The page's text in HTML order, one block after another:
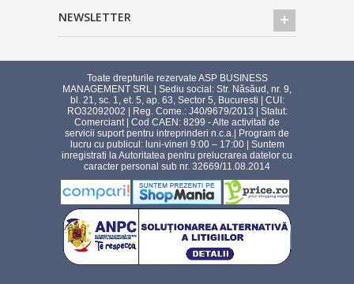
NEWSLETTER
Toate drepturile rezervate ASP BUSINESS
MANAGEMENT SRL | Sediu social: Str. Năsăud, nr. 9,
bl. 21, sc. 1, et. 5, ap. 63, Sector 5, Bucuresti | CUI:
RO32092002 | Reg. Come.: J40/9679/2013 | Statut:
Comerciant | Cod CAEN: 8299 - Alte activitati de
servicii suport pentru intreprinderi n.c.a.| Program de
lucru cu publicul: luni-vineri 9:00 – 17:00 | Suntem
inregistrati la Autoritatea pentru prelucrarea datelor cu
caracter personal sub nr. 32669/11.08.2014